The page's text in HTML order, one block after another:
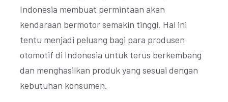
Indonesia membuat permintaan akan
kendaraan bermotor semakin tinggi. Hal ini
tentu menjadi peluang bagi para produsen
otomotif di Indonesia untuk terus berkembang
dan menghasilkan produk yang sesuai dengan
kebutuhan konsumen.